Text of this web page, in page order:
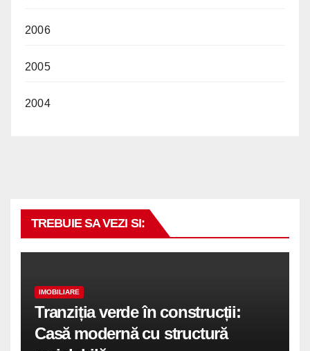
2006
2005
2004
TREBUIE SA VEZI SI:
IMOBILIARE
Tranziția verde în construcții:
Casă modernă cu structură